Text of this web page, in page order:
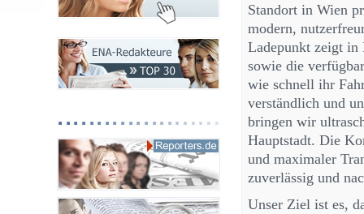
Standort in Wien
modern,
Ladepunkt zeigt in
sowie die
wie schnell ihr
verständlich und
bringen wir
Hauptstadt. Die
und maximaler
zuverlässig und
Unser Ziel ist es,